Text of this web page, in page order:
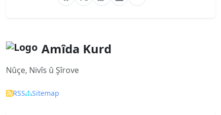
Amîda Kurd
Nûçe, Nivîs û Şîrove
RSS Sitemap